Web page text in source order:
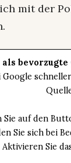
mit der
als
Sie auf den
Sie sich bei
Aktivieren Sie